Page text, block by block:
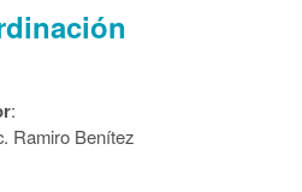
:
Ramiro Benítez